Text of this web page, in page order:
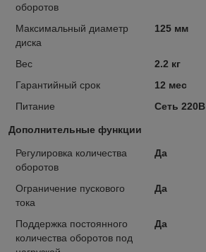
оборотов
Максимальный диаметр
диска
125 мм
Вес
2.2 кг
Гарантийный срок
12 мес
Питание
Сеть 220В
Дополнительные функции
Регулировка количества
оборотов
Да
Ограничение пускового
тока
Да
Поддержка постоянного
количества оборотов под
Да